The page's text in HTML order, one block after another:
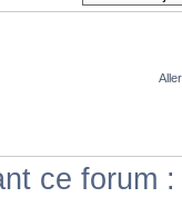
ce forum